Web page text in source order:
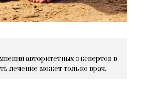
авторитетных экспертов в
лечение может только врач.